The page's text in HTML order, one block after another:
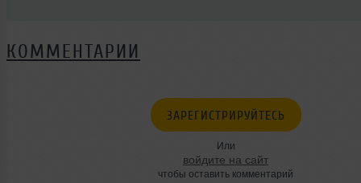
КОММЕНТАРИИ
ЗАРЕГИСТРИРУЙТЕСЬ
Или
войдите на сайт
чтобы оставить комментарий